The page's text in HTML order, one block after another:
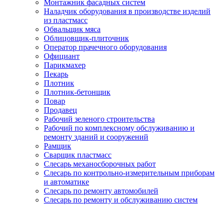
Монтажник фасадных систем
Наладчик оборудования в производстве изделий
из пластмасс
Обвальщик мяса
Облицовщик-плиточник
Оператор прачечного оборудования
Официант
Парикмахер
Пекарь
Плотник
Плотник-бетонщик
Повар
Продавец
Рабочий зеленого строительства
Рабочий по комплексному обслуживанию и
ремонту зданий и сооружений
Рамщик
Сварщик пластмасс
Слесарь механосборочных работ
Слесарь по контрольно-измерительным приборам
и автоматике
Слесарь по ремонту автомобилей
Слесарь по ремонту и обслуживанию систем